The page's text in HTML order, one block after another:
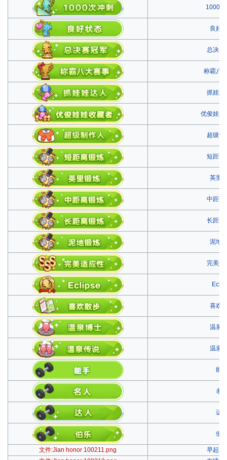
1000
良好
总决赛
称霸八
抓娃娃
优俊娃娃
超级制
短距离
英里
中距离
长距离
泥地
完美适
喜欢
温泉
温泉
能
名
达
伯
文件:Jian honor 100211.png
早起三